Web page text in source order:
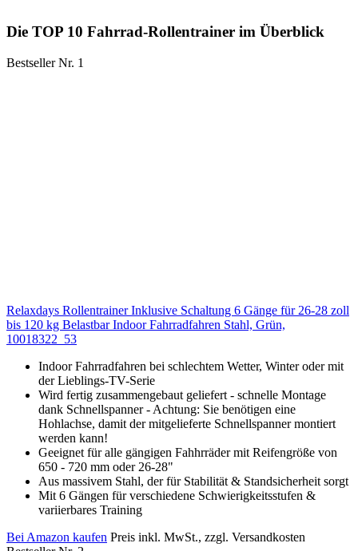
Die TOP 10 Fahrrad-Rollentrainer im Überblick
Bestseller Nr. 1
Relaxdays Rollentrainer Inklusive Schaltung 6 Gänge für 26-28 zoll
bis 120 kg Belastbar Indoor Fahrradfahren Stahl, Grün,
10018322_53
Indoor Fahrradfahren bei schlechtem Wetter, Winter oder mit
der Lieblings-TV-Serie
Wird fertig zusammengebaut geliefert - schnelle Montage
dank Schnellspanner - Achtung: Sie benötigen eine
Hohlachse, damit der mitgelieferte Schnellspanner montiert
werden kann!
Geeignet für alle gängigen Fahhrräder mit Reifengröße von
650 - 720 mm oder 26-28"
Aus massivem Stahl, der für Stabilität & Standsicherheit sorgt
Mit 6 Gängen für verschiedene Schwierigkeitsstufen &
variierbares Training
Bei Amazon kaufen Preis inkl. MwSt., zzgl. Versandkosten